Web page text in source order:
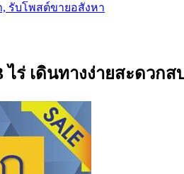
รับโพสต์ขายอสังหา
ไร่ เดินทางง่ายสะดวก